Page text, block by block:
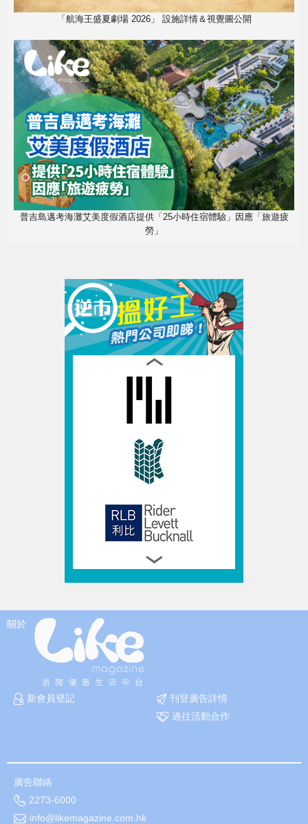
「航海王盛夏劇場 2026」 設施詳情＆視覺圖公開
普吉島邁考海灘艾美度假酒店提供「25小時住宿體驗」因應「旅遊疲
勞」
關於
新會員登記
刊登廣告詳情
過往活動合作
廣告聯絡
2273-6000
info@likemagazine.com.hk